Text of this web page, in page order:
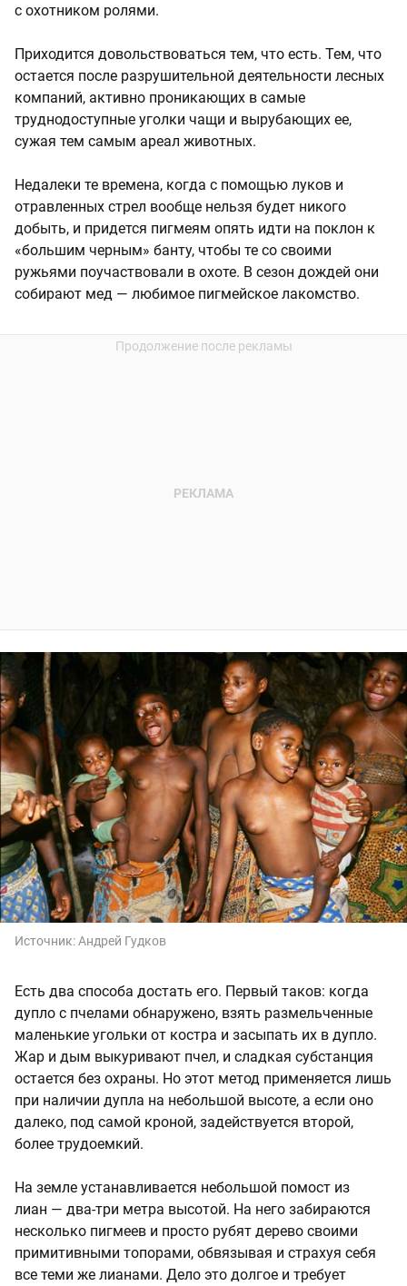
с охотником ролями.
Приходится довольствоваться тем, что есть. Тем, что
остается после разрушительной деятельности лесных
компаний, активно проникающих в самые
труднодоступные уголки чащи и вырубающих ее,
сужая тем самым ареал животных.
Недалеки те времена, когда с помощью луков и
отравленных стрел вообще нельзя будет никого
добыть, и придется пигмеям опять идти на поклон к
«большим черным» банту, чтобы те со своими
ружьями поучаствовали в охоте. В сезон дождей они
собирают мед — любимое пигмейское лакомство.
Источник:Андрей Гудков
Есть два способа достать его. Первый таков: когда
дупло с пчелами обнаружено, взять размельченные
маленькие угольки от костра и засыпать их в дупло.
Жар и дым выкуривают пчел, и сладкая субстанция
остается без охраны. Но этот метод применяется лишь
при наличии дупла на небольшой высоте, а если оно
далеко, под самой кроной, задействуется второй,
более трудоемкий.
На земле устанавливается небольшой помост из
лиан — два-три метра высотой. На него забираются
несколько пигмеев и просто рубят дерево своими
примитивными топорами, обвязывая и страхуя себя
все теми же лианами. Дело это долгое и требует